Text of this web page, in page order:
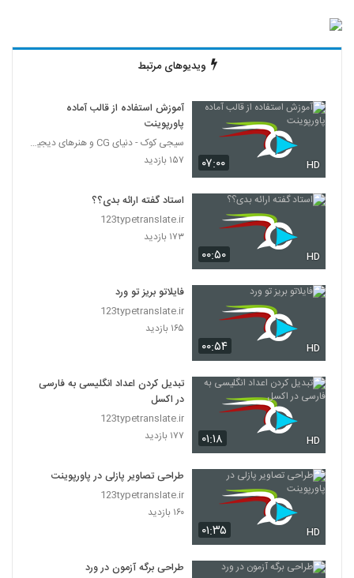
ویدیوهای مرتبط
۰۷:۰۰ HD
آموزش استفاده از قالب آماده
پاورپوینت
سیجی کوک - دنیای CG و هنرهای دیجیتال
۱۵۷ بازدید
۰۰:۵۰ HD
استاد گفته ارائه بدی؟؟
123typetranslate.ir
۱۷۳ بازدید
۰۰:۵۴ HD
فایلاتو بریز تو ورد
123typetranslate.ir
۱۶۵ بازدید
۰۱:۱۸ HD
تبدیل کردن اعداد انگلیسی به فارسی
در اکسل
123typetranslate.ir
۱۷۷ بازدید
۰۱:۳۵ HD
طراحی تصاویر پازلی در پاورپوینت
123typetranslate.ir
۱۶۰ بازدید
طراحی برگه آزمون در ورد